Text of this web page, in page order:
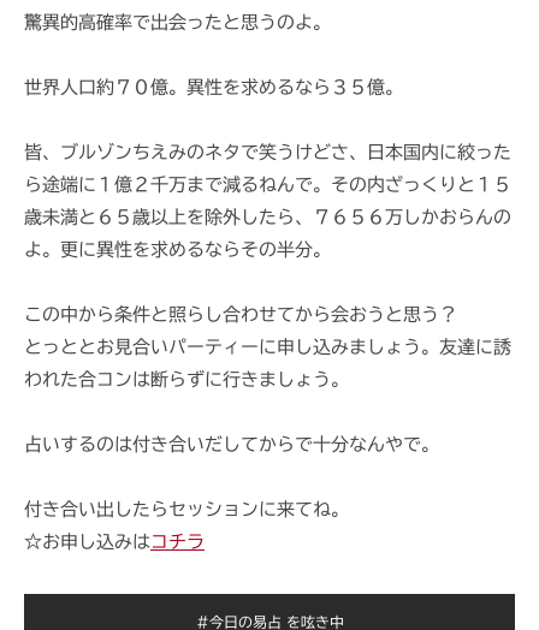
驚異的高確率で出会ったと思うのよ。
世界人口約７０億。異性を求めるなら３５億。
皆、ブルゾンちえみのネタで笑うけどさ、日本国内に絞った
ら途端に１億２千万まで減るねんで。その内ざっくりと１５
歳未満と６５歳以上を除外したら、７６５６万しかおらんの
よ。更に異性を求めるならその半分。
この中から条件と照らし合わせてから会おうと思う？
とっととお見合いパーティーに申し込みましょう。友達に誘
われた合コンは断らずに行きましょう。
占いするのは付き合いだしてからで十分なんやで。
付き合い出したらセッションに来てね。
☆お申し込みは コチラ
#今日の易占 を呟き中